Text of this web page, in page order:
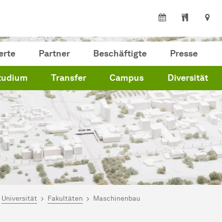
Partner Beschäftigte Presse
Transfer Campus Diversität
hier:
Universität Fakultäten Maschinenbau